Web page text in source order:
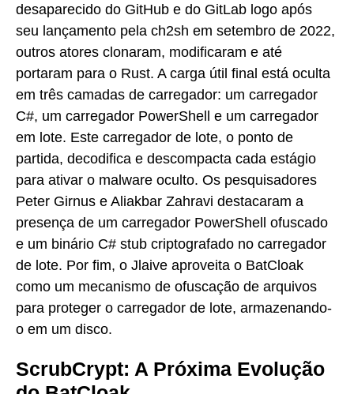
desaparecido do GitHub e do GitLab logo após
seu lançamento pela ch2sh em setembro de 2022,
outros atores clonaram, modificaram e até
portaram para o Rust. A carga útil final está oculta
em três camadas de carregador: um carregador
C#, um carregador PowerShell e um carregador
em lote. Este carregador de lote, o ponto de
partida, decodifica e descompacta cada estágio
para ativar o malware oculto. Os pesquisadores
Peter Girnus e Aliakbar Zahravi destacaram a
presença de um carregador PowerShell ofuscado
e um binário C# stub criptografado no carregador
de lote. Por fim, o Jlaive aproveita o BatCloak
como um mecanismo de ofuscação de arquivos
para proteger o carregador de lote, armazenando-
o em um disco.
ScrubCrypt: A Próxima Evolução